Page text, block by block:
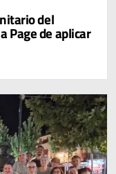
del
Page de aplicar